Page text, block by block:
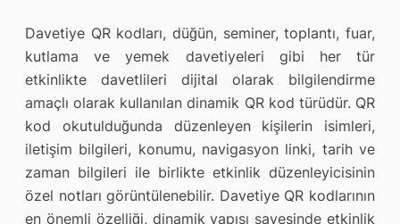
Davetiye QR kodları, düğün, seminer, toplantı, fuar,
kutlama ve yemek davetiyeleri gibi her tür
etkinlikte davetlileri dijital olarak bilgilendirme
amaçlı olarak kullanılan dinamik QR kod türüdür. QR
kod okutulduğunda düzenleyen kişilerin isimleri,
iletişim bilgileri, konumu, navigasyon linki, tarih ve
zaman bilgileri ile birlikte etkinlik düzenleyicisinin
özel notları görüntülenebilir. Davetiye QR kodlarının
en önemli özelliği, dinamik yapısı sayesinde etkinlik